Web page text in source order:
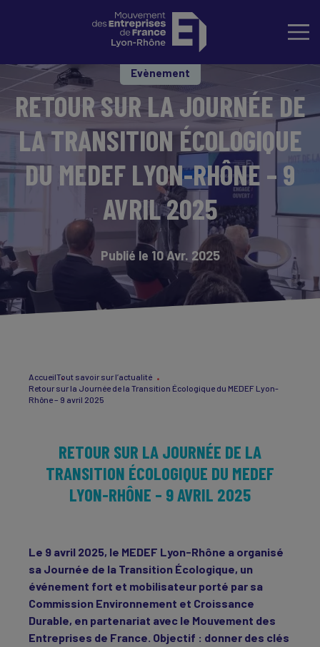
Evènement
RETOUR SUR LA JOURNÉE DE
LA TRANSITION ÉCOLOGIQUE
DU MEDEF LYON-RHÔNE – 9
AVRIL 2025
Publié le 10 Avr. 2025
AccueilTout savoir sur l’actualité
Retour sur la Journée de la Transition Écologique du MEDEF Lyon-
Rhône – 9 avril 2025
RETOUR SUR LA JOURNÉE DE LA
TRANSITION ÉCOLOGIQUE DU MEDEF
LYON-RHÔNE – 9 AVRIL 2025
Le 9 avril 2025, le MEDEF Lyon-Rhône a organisé
sa Journée de la Transition Écologique, un
événement fort et mobilisateur porté par sa
Commission Environnement et Croissance
Durable, en partenariat avec le Mouvement des
Entreprises de France. Objectif : donner des clés